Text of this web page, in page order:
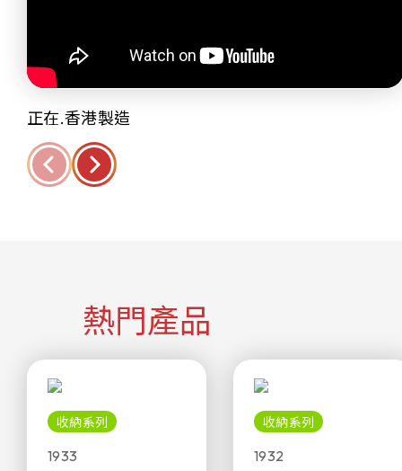
正在.香港製造
熱門產品
收納系列
1933
收納系列
1932